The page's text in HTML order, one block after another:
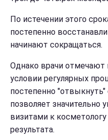
По истечении этого
постепенно
начинают сокращаться.
Однако врачи отмечают
условии регулярных
постепенно
позволяет значительно
визитами к
результата.